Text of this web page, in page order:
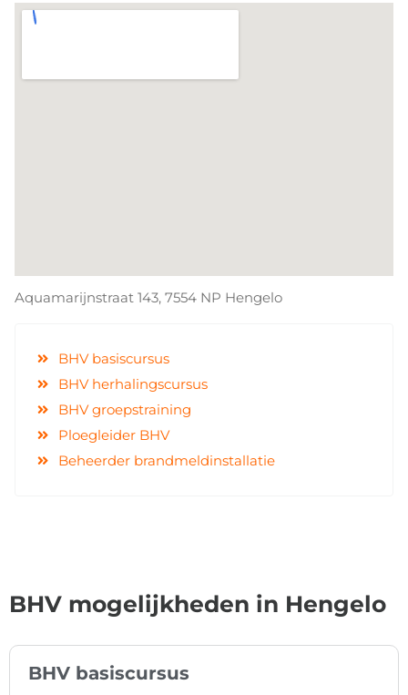
Aquamarijnstraat 143, 7554 NP Hengelo
BHV basiscursus
BHV herhalingscursus
BHV groepstraining
Ploegleider BHV
Beheerder brandmeldinstallatie
BHV mogelijkheden in Hengelo
BHV basiscursus